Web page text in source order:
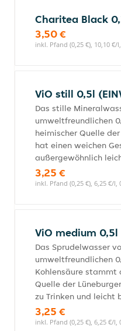
Charitea Black
3,50 €
inkl. Pfand (0,25 €), 10,10 €/
ViO still 0,5l
Das stille
umweltfreundlichen
heimischer Quelle
hat einen weichen
außergewöhnlich
3,25 €
inkl. Pfand (0,25 €), 6,25 €/l,
ViO medium 0,5l
Das Sprudelwasser
umweltfreundlichen
Kohlensäure stammt
Quelle der
zu Trinken und leicht
3,25 €
inkl. Pfand (0,25 €), 6,25 €/l,